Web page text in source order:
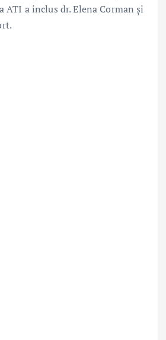
ATI a inclus dr. Elena Corman și